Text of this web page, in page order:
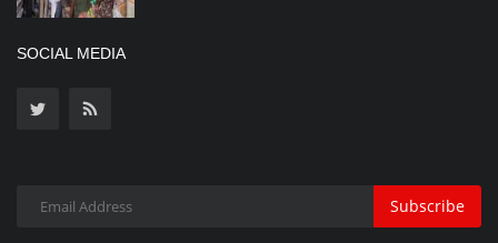
SOCIAL MEDIA
Subscribe